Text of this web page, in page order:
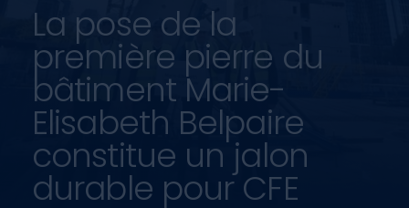
La pose de la
première pierre du
bâtiment Marie-
Elisabeth Belpaire
constitue un jalon
durable pour CFE